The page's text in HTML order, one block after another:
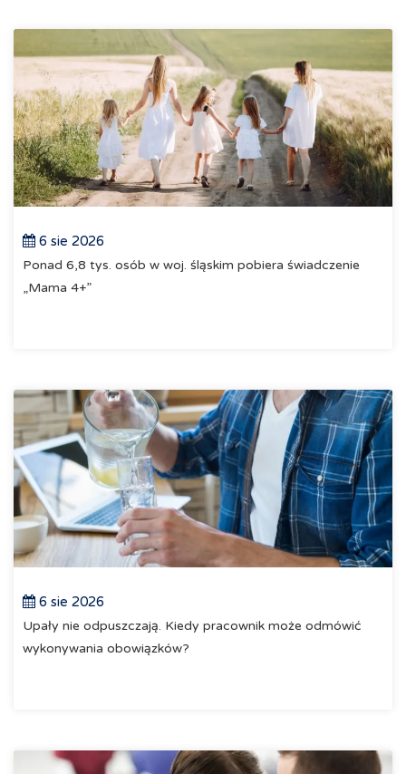
6 sie 2026
Ponad 6,8 tys. osób w woj. śląskim pobiera świadczenie
„Mama 4+”
6 sie 2026
Upały nie odpuszczają. Kiedy pracownik może odmówić
wykonywania obowiązków?